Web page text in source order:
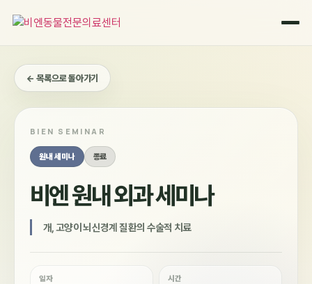
← 목록으로 돌아가기
BIEN SEMINAR
원내 세미나 종료
비엔 원내 외과 세미나
개, 고양이 뇌신경계 질환의 수술적 치료
일자 시간